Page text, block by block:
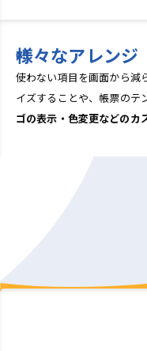
様々なアレンジ
使わない項目を画面から減
イズすることや、帳票のテ
ゴの表示・色変更などのカ